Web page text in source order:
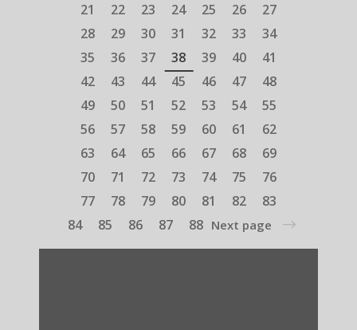
21
22 23 24 25 26
27
28
29 30 31 32 33
34
35
36 37 38 39 40
41
42
43 44 45 46 47
48
49
50 51 52 53 54
55
56
57 58 59 60 61
62
63
64 65 66 67 68
69
70
71 72 73 74 75
76
77
78 79 80 81 82
83
84
85 86 87 88 Next page